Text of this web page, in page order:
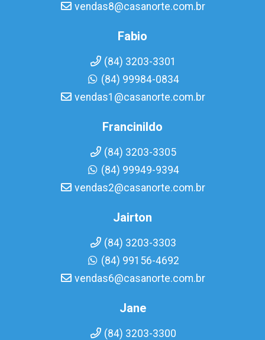
vendas8@casanorte.com.br
Fabio
(84) 3203-3301
(84) 99984-0834
vendas1@casanorte.com.br
Francinildo
(84) 3203-3305
(84) 99949-9394
vendas2@casanorte.com.br
Jairton
(84) 3203-3303
(84) 99156-4692
vendas6@casanorte.com.br
Jane
(84) 3203-3300